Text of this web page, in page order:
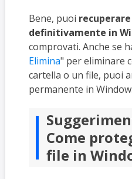
Bene, puoi
definitivamente in
comprovati. Anche se
Elimina" per eliminare
cartella o un file, puoi
permanente in
Come
file in